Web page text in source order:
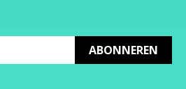
ABONNEREN